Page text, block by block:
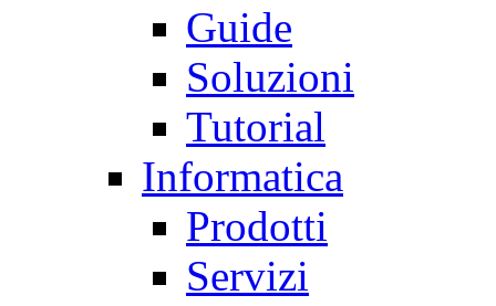
Guide
Soluzioni
Tutorial
Informatica
Prodotti
Servizi